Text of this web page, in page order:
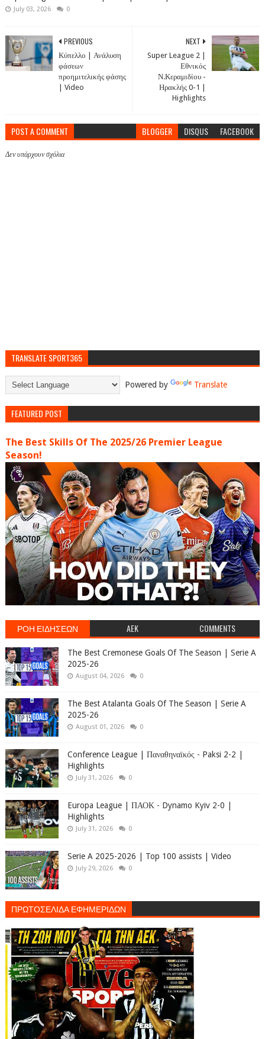
July 03, 2026 0
NEXT
Super League 2 |
Εθνικός
Ν.Κεραμιδίου -
Ηρακλής 0-1 |
Highlights
PREVIOUS
Κύπελλο | Ανάλυση
φάσεων
προημιτελικής φάσης
| Video
POST A COMMENT BLOGGER DISQUS FACEBOOK
Δεν υπάρχουν σχόλια
TRANSLATE SPORT365
Powered by Translate
FEATURED POST
The Best Skills Of The 2025/26 Premier League
Season!
ΡΟΗ ΕΙΔΗΣΕΩΝ AEK COMMENTS
The Best Cremonese Goals Of The Season | Serie A
2025-26
August 04, 2026 0
The Best Atalanta Goals Of The Season | Serie A
2025-26
August 01, 2026 0
Conference League | Παναθηναϊκός - Paksi 2-2 |
Highlights
July 31, 2026 0
Europa League | ΠΑΟΚ - Dynamo Kyiv 2-0 |
Highlights
July 31, 2026 0
Serie A 2025-2026 | Top 100 assists | Video
July 29, 2026 0
ΠΡΩΤΟΣΕΛΙΔΑ ΕΦΗΜΕΡΙΔΩΝ